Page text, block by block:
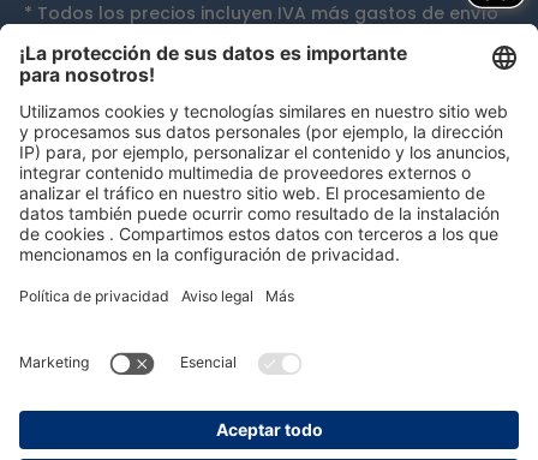
* Todos los precios incluyen IVA más gastos de envío
y, si procede, gastos de envío contra reembolso, a
menos que se indique lo contrario.
Galardones